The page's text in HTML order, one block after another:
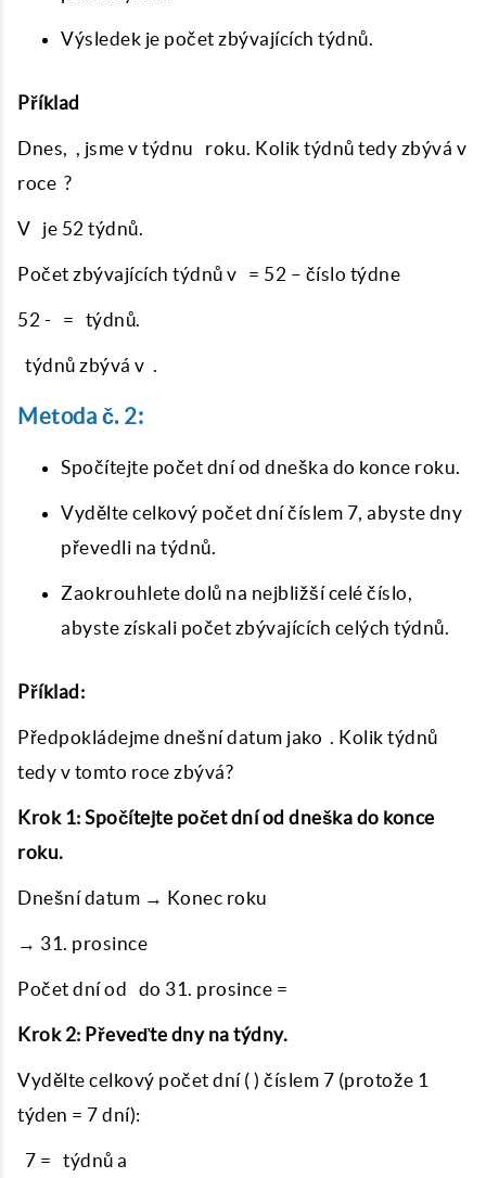
Výsledek je počet zbývajících týdnů.
Příklad
Dnes, , jsme v týdnu roku. Kolik týdnů tedy zbývá v
roce ?
V je 52 týdnů.
Počet zbývajících týdnů v = 52 – číslo týdne
52 - = týdnů.
týdnů zbývá v .
Metoda č. 2:
Spočítejte počet dní od dneška do konce roku.
Vydělte celkový počet dní číslem 7, abyste dny
převedli na týdnů.
Zaokrouhlete dolů na nejbližší celé číslo,
abyste získali počet zbývajících celých týdnů.
Příklad:
Předpokládejme dnešní datum jako . Kolik týdnů
tedy v tomto roce zbývá?
Krok 1: Spočítejte počet dní od dneška do konce
roku.
Dnešní datum → Konec roku
→ 31. prosince
Počet dní od do 31. prosince =
Krok 2: Převeďte dny na týdny.
Vydělte celkový počet dní ( ) číslem 7 (protože 1
týden = 7 dní):
7 = týdnů a